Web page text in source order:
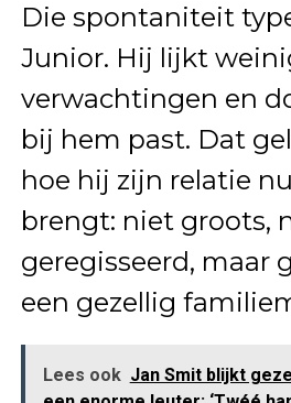
Die spontaniteit
Junior. Hij lijkt
verwachtingen en
bij hem past. Dat
hoe hij zijn relatie
brengt: niet groots,
geregisseerd, maar
een gezellig
Lees ook Jan Smit blijkt